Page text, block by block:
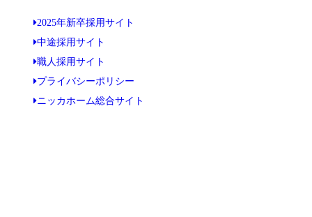
2025年新卒採用サイト
中途採用サイト
職人採用サイト
プライバシーポリシー
ニッカホーム総合サイト